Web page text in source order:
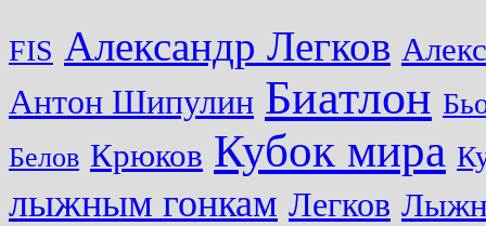
FIS Александр Легков
Антон Шипулин Биатлон
Белов Крюков Кубок мира
лыжным гонкам Легков